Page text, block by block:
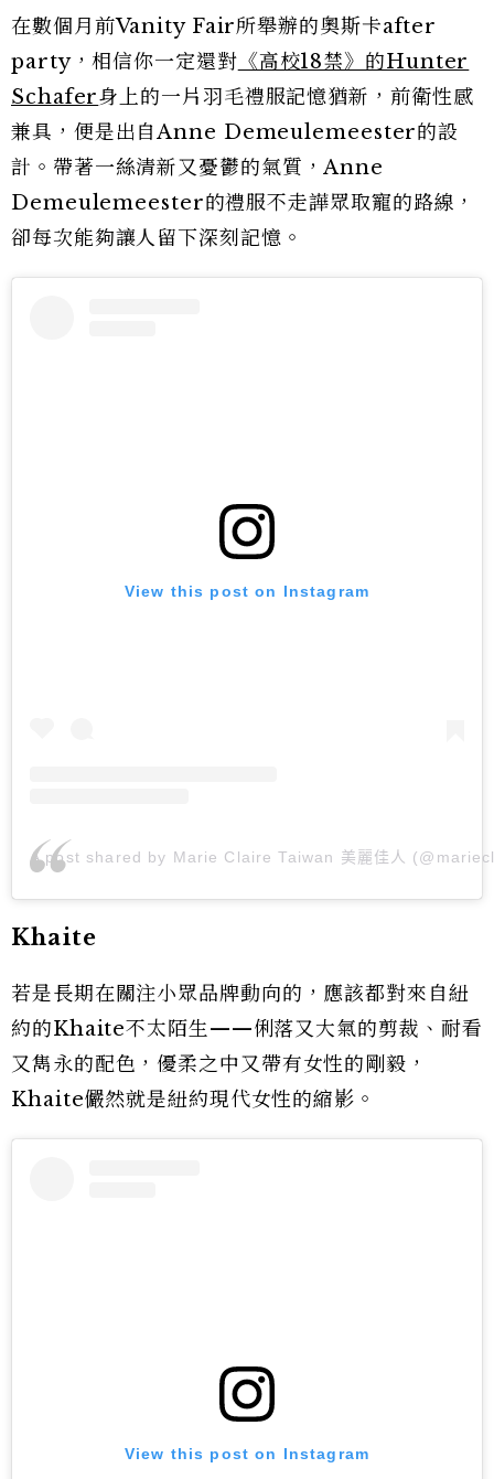
在數個月前Vanity Fair所舉辦的奧斯卡after
party，相信你一定還對 《高校18禁》的Hunter
Schafer身上的一片羽毛禮服記憶猶新，前衛性感
兼具，便是出自Anne Demeulemeester的設
計。帶著一絲清新又憂鬱的氣質，Anne
Demeulemeester的禮服不走譁眾取寵的路線，
卻每次能夠讓人留下深刻記憶。
View this post on Instagram
A post shared by Marie Claire Taiwan 美麗佳人
Khaite
若是長期在關注小眾品牌動向的，應該都對來自紐
約的Khaite不太陌生——俐落又大氣的剪裁、耐看
又雋永的配色，優柔之中又帶有女性的剛毅，
Khaite儼然就是紐約現代女性的縮影。
View this post on Instagram